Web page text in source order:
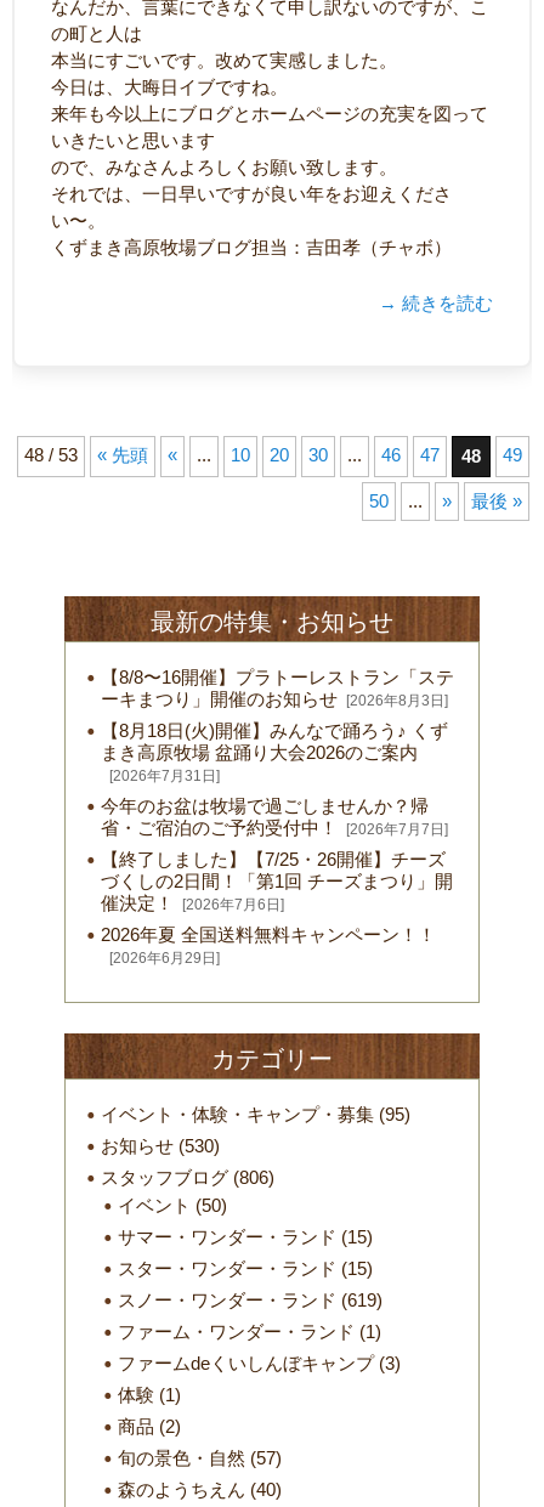
なんだか、言葉にできなくて申し訳ないのですが、こ
の町と人は
本当にすごいです。改めて実感しました。
今日は、大晦日イブですね。
来年も今以上にブログとホームページの充実を図って
いきたいと思います
ので、みなさんよろしくお願い致します。
それでは、一日早いですが良い年をお迎えくださ
い〜。
くずまき高原牧場ブログ担当：吉田孝（チャボ）
→ 続きを読む
48 / 53 « 先頭 « ... 10 20 30 ... 46 47 48 49
50 ... » 最後 »
最新の特集・お知らせ
【8/8〜16開催】プラトーレストラン「ステ
ーキまつり」開催のお知らせ
[2026年8月3日]
【8月18日(火)開催】みんなで踊ろう♪ くず
まき高原牧場 盆踊り大会2026のご案内
[2026年7月31日]
今年のお盆は牧場で過ごしませんか？帰
省・ご宿泊のご予約受付中！
[2026年7月7日]
【終了しました】【7/25・26開催】チーズ
づくしの2日間！「第1回 チーズまつり」開
催決定！
[2026年7月6日]
2026年夏 全国送料無料キャンペーン！！
[2026年6月29日]
カテゴリー
イベント・体験・キャンプ・募集(95)
お知らせ(530)
スタッフブログ(806)
イベント (50)
サマー・ワンダー・ランド (15)
スター・ワンダー・ランド (15)
スノー・ワンダー・ランド (619)
ファーム・ワンダー・ランド (1)
ファームdeくいしんぼキャンプ(3)
体験 (1)
商品 (2)
旬の景色・自然 (57)
森のようちえん (40)